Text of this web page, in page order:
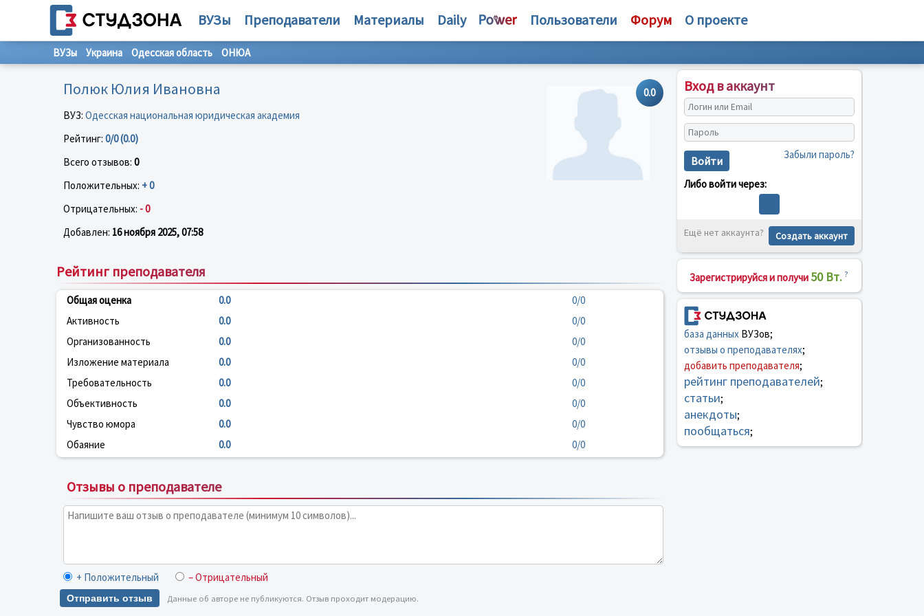
ВУЗы Преподаватели Материалы Daily Пользователи Форум О проекте
ВУЗы Украина Одесская область ОНЮА
0.0
Полюк Юлия Ивановна
ВУЗ: Одесская национальная юридическая академия
Рейтинг: 0/0 (0.0)
Всего отзывов: 0
Положительных: + 0
Отрицательных: - 0
Добавлен: 16 ноября 2025, 07:58
Рейтинг преподавателя
Общая оценка 0.0
0/0
Активность
0.0
0/0
Организованность
0.0
0/0
Изложение материала
0.0
0/0
Требовательность
0.0
0/0
Объективность
0.0
0/0
Чувство юмора
0.0
0/0
Обаяние
0.0 0/0
Отзывы о преподавателе
+ Положительный – Отрицательный
Отправить отзыв Данные об авторе не публикуются. Отзыв проходит модерацию.
Вход в аккаунт
Войти Забыли пароль?
Либо войти через:
Ещё нет аккаунта? Создать аккаунт
Зарегистрируйся и получи 50 Вт. ?
база данныхВУЗов;
отзывы о преподавателях;
добавить преподавателя;
рейтинг преподавателей;
статьи;
анекдоты;
пообщаться;